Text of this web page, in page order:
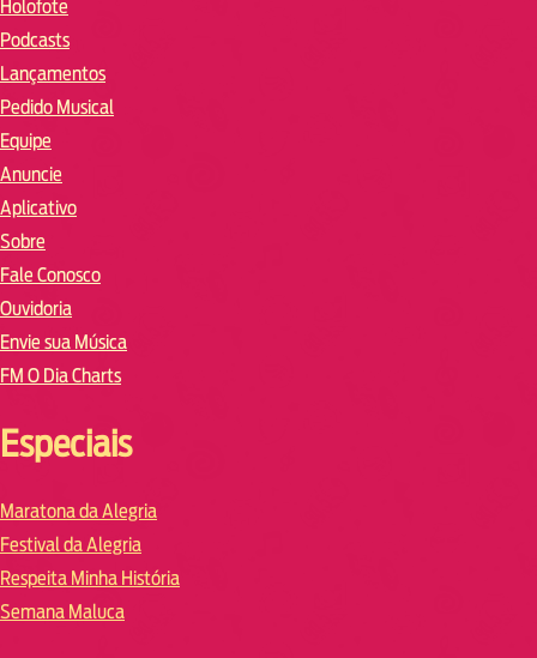
Holofote
Podcasts
Lançamentos
Pedido Musical
Equipe
Anuncie
Aplicativo
Sobre
Fale Conosco
Ouvidoria
Envie sua Música
FM O Dia Charts
Especiais
Maratona da Alegria
Festival da Alegria
Respeita Minha História
Semana Maluca